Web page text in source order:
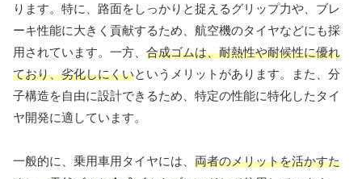
ります。特に、路面をしっかりと捉えるグリップ力や、ブレ
ーキ性能に大きく貢献するため、航空機のタイヤなどにも採
用されています。一方、 合成ゴムは、耐熱性や耐候性に優れ
ており、劣化しにくいというメリットがあります。また、分
子構造を自由に設計できるため、特定の性能に特化したタイ
ヤ開発に適しています。
一般的に、乗用車用タイヤには、 両者のメリットを活かすた